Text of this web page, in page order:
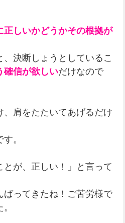
正しいかどうかその根拠が
決断しょうとしているこ
確信が欲しいだけなので
肩をたたいてあげるだけ
。
とが、正しい！」と言って
ばってきたね！ご苦労様で